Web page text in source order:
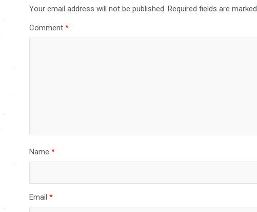
Your email address will not be published. Required fields are marked
Comment *
Name *
Email *